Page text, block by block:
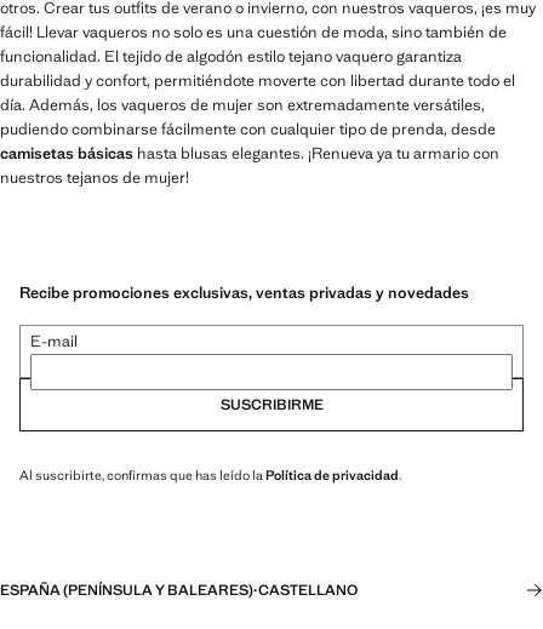
otros. Crear tus outfits de verano o invierno, con nuestros vaqueros, ¡es muy
fácil! Llevar vaqueros no solo es una cuestión de moda, sino también de
funcionalidad. El tejido de algodón estilo tejano vaquero garantiza
durabilidad y confort, permitiéndote moverte con libertad durante todo el
día. Además, los vaqueros de mujer son extremadamente versátiles,
pudiendo combinarse fácilmente con cualquier tipo de prenda, desde
camisetas básicas hasta blusas elegantes. ¡Renueva ya tu armario con
nuestros tejanos de mujer!
Recibe promociones exclusivas, ventas privadas y novedades
E-mail
SUSCRIBIRME
Al suscribirte, confirmas que has leído la Política de privacidad.
ESPAÑA (PENÍNSULA Y BALEARES)·CASTELLANO